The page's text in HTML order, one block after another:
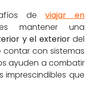
deviajar en
mantener una
y el exteriordel
contar con sistemas
ayuden a combatir
imprescindibles que